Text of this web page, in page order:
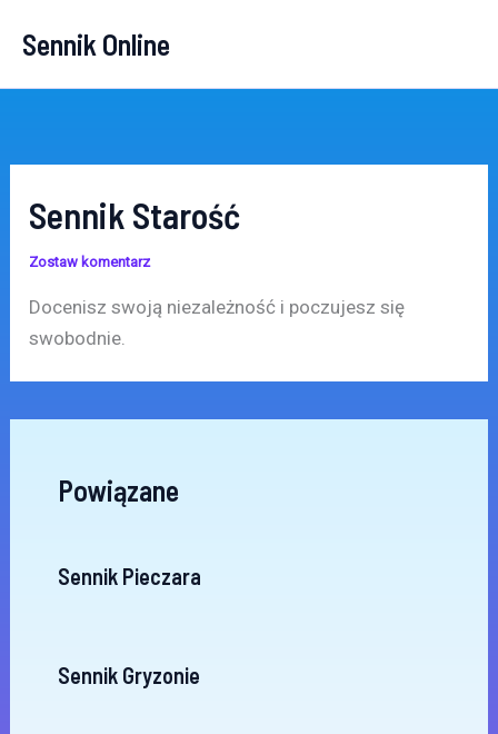
Sennik Online
Sennik Starość
Zostaw komentarz
Docenisz swoją niezależność i poczujesz się
swobodnie.
Powiązane
Sennik Pieczara
Sennik Gryzonie